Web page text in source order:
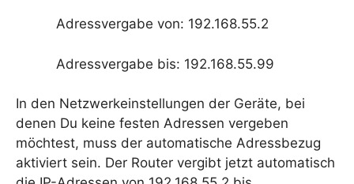
Adressvergabe von: 192.168.55.2
Adressvergabe bis: 192.168.55.99
In den Netzwerkeinstellungen der Geräte, bei
denen Du keine festen Adressen vergeben
möchtest, muss der automatische Adressbezug
aktiviert sein. Der Router vergibt jetzt automatisch